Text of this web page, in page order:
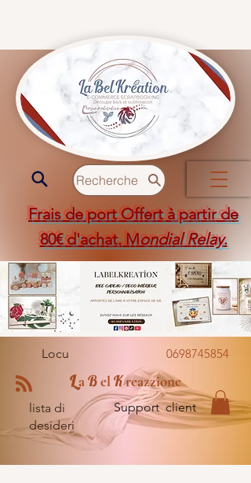
Recherche
Frais de port Offert à partir de
80€ d'achat. Mondial Relay.
Locu 0698745854
LaBel Kreazzione
lista di
desideri
Support client